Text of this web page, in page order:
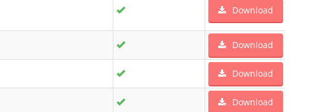
Download
Download
Download
Download